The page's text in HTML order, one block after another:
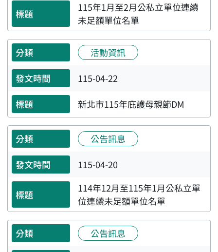
115年1月至2月公私立單位連續
未足額單位名單
活動資訊
115-04-22
新北市115年庇護母親節DM
公告訊息
115-04-20
114年12月至115年1月公私立單
位連續未足額單位名單
公告訊息